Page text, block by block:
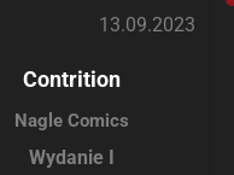
13.09.2023
Contrition
Nagle Comics
Wydanie I